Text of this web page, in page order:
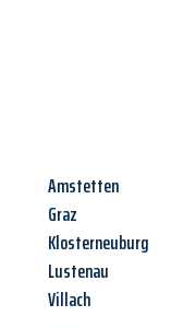
Amstetten
Graz
Klosterneuburg
Lustenau
Villach